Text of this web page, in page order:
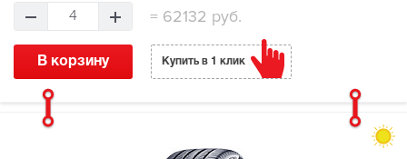
4 = 62132 руб.
В корзину Купить в 1 клик